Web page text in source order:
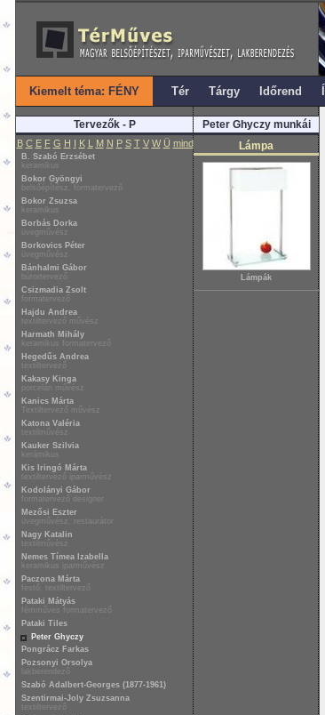
Kiemelt téma: FÉNY Tér Tárgy Időrend
Tervezők - P
B C E F G H I K L M N P S T V W Ü mind
B. Szabó Erzsébet
keramikus
Bokor Gyöngyi
belsőépítész, formatervező
Bokor Zsuzsa
keramikus
Borbás Dorka
üvegművész
Borkovics Péter
üvegművész
Bánhalmi Gábor
bútortervező
Csizmadia Zsolt
formatervező
Hajdu Andrea
textiltervező művész
Harmath Mihály
keramikus formatervező
Hegedűs Andrea
textiltervező
Kakasy Kinga
porcelán művész
Kanics Márta
Textiltervező művész
Katona Valéria
textilművész
Kauker Szilvia
kerámikus
Kis Iringó Márta
textiltervező iparművész
Kodolányi Gábor
formatervező designer
Mezősi Eszter
üvegművész, restaurátor
Nagy Katalin
textilművész
Nemes Tímea Izabella
keramikus iparművész
Paczona Márta
festő, textiltervező
Pataki Mátyás
fémműves formatervező
Pataki Tiles
Peter Ghyczy
Pongrácz Farkas
Pozsonyi Orsolya
lakberendező
Szabó Adalbert-Georges (1877-1961)
Szentirmai-Joly Zsuzsanna
textiltervező
Peter Ghyczy munkái
Lámpa
Lámpák